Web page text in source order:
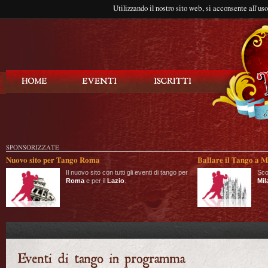
Utilizzando il nostro sito web, si acconsente
SPONSORIZZATE
Nuovo sito per Tango Roma
Il nuovo sito con tutti gli eventi di tango per
Roma e per il Lazio
Ballare il Tango a